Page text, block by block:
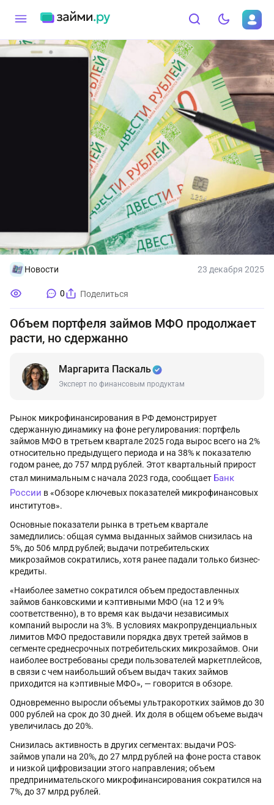
Новости 23 декабря 2025
0 Поделиться
Объем портфеля займов МФО продолжает
расти, но сдержанно
Маргарита Паскаль
Эксперт по финансовым продуктам
Рынок микрофинансирования в РФ демонстрирует
сдержанную динамику на фоне регулирования: портфель
займов МФО в третьем квартале 2025 года вырос всего на 2%
относительно предыдущего периода и на 38% к показателю
годом ранее, до 757 млрд рублей. Этот квартальный прирост
стал минимальным с начала 2023 года, сообщает Банк
России в «Обзоре ключевых показателей микрофинансовых
институтов».
Основные показатели рынка в третьем квартале
замедлились: общая сумма выданных займов снизилась на
5%, до 506 млрд рублей; выдачи потребительских
микрозаймов сократились, хотя ранее падали только бизнес-
кредиты.
«Наиболее заметно сократился объем предоставленных
займов банковскими и кэптивными МФО (на 12 и 9%
соответственно), в то время как выдачи независимых
компаний выросли на 3%. В условиях макропруденциальных
лимитов МФО предоставили порядка двух третей займов в
сегменте среднесрочных потребительских микрозаймов. Они
наиболее востребованы среди пользователей маркетплейсов,
в связи с чем наибольший объем выдач таких займов
приходится на кэптивные МФО», — говорится в обзоре.
Одновременно выросли объемы ультракоротких займов до 30
000 рублей на срок до 30 дней. Их доля в общем объеме выдач
увеличилась до 20%.
Снизилась активность в других сегментах: выдачи POS-
займов упали на 20%, до 27 млрд рублей на фоне роста ставок
и низкой цифровизации этого направления; объем
предпринимательского микрофинансирования сократился на
7%, до 37 млрд рублей.